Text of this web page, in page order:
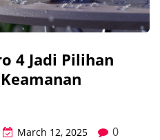
4 Jadi Pilihan
March 12, 2025 0